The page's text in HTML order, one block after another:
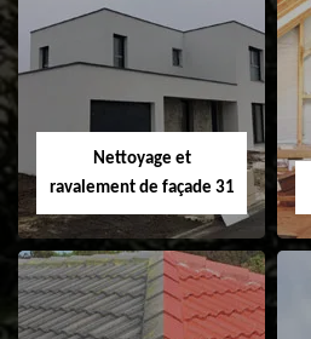
Pose et
changement de
fenêtre de toit et
Velux 31
Nettoyage et
ravalement de façade 31